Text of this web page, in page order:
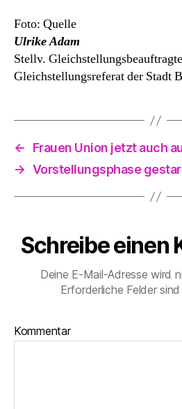
Foto: Quelle
Ulrike Adam
Stellv. Gleichstellungsbeauftragte
Gleichstellungsreferat der Stadt
←
Frauen Union jetzt auch
→ Vorstellungsphase
Schreibe einen
Deine E-Mail-Adresse wird
Erforderliche Felder
Kommentar